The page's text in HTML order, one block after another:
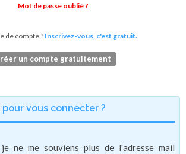
Mot de passe oublié ?
de compte ? Inscrivez-vous, c'est gratuit.
un compte gratuitement
pour vous connecter ?
ne me souviens plus de l'adresse mail